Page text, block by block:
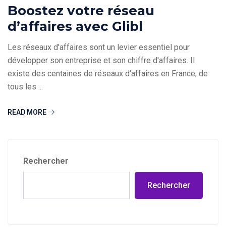
Boostez votre réseau
d’affaires avec Glibl
Les réseaux d'affaires sont un levier essentiel pour
développer son entreprise et son chiffre d'affaires. Il
existe des centaines de réseaux d'affaires en France, de
tous les ...
READ MORE
Rechercher
Rechercher